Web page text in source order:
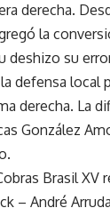
derecha.
la
deshizo su
defensa local
derecha. La
González
Brasil XV
– André